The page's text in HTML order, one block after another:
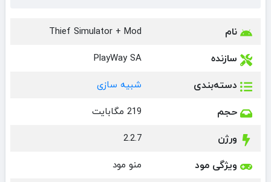
نام Thief Simulator + Mod
سازنده PlayWay SA
دسته‌بندی شبیه سازی
حجم 219 مگابایت
ورژن 2.2.7
ویژگی مود منو مود